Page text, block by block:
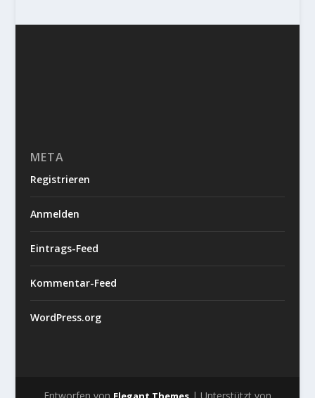
META
Registrieren
Anmelden
Eintrags-Feed
Kommentar-Feed
WordPress.org